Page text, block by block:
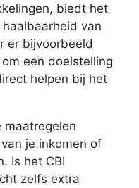
biedt het
van
er bijvoorbeeld
een doelstelling
helpen bij het
maatregelen
je inkomen of
Is het CBI
zelfs extra